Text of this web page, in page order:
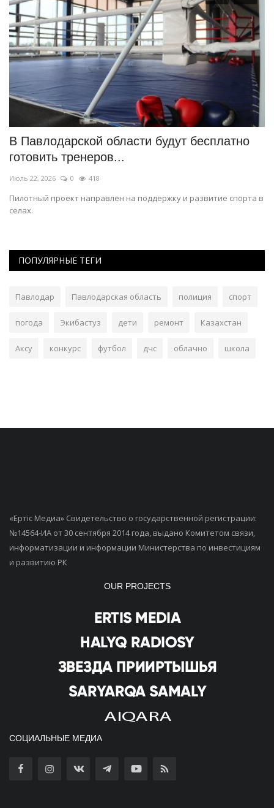
В Павлодарской области будут бесплатно
готовить тренеров...
Июль 22, 2026 0 418
Пилотный проект направлен на поддержку и развитие спорта в
селах.
ПОПУЛЯРНЫЕ ТЕГИ
Павлодар Павлодарская область полиция спорт
погода Экибастуз дети ремонт Казахстан
Аксу конкурс футбол дчс облачно школа
«Ертiс Медиа» Свидетельство о государственной регистрации:
№14564-ИА от 30 сентября 2014 года, выдано Комитетом связи,
информатизации и информации Министерства по инвестициям
и развитию РК
OUR PROJECTS
СОЦИАЛЬНЫЕ МЕДИА